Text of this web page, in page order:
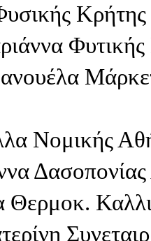
Νομικής